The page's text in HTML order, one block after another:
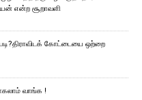
என்ற சூறாவளி
கோட்டையை ஒற்றை
வாங்க !